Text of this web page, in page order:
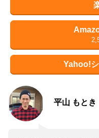
Yahoo!
平山 もとき